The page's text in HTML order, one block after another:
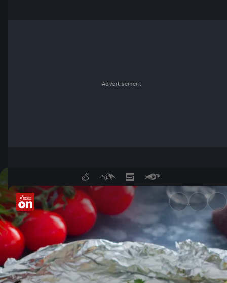
Advertisement
Woher stammt der Brauch